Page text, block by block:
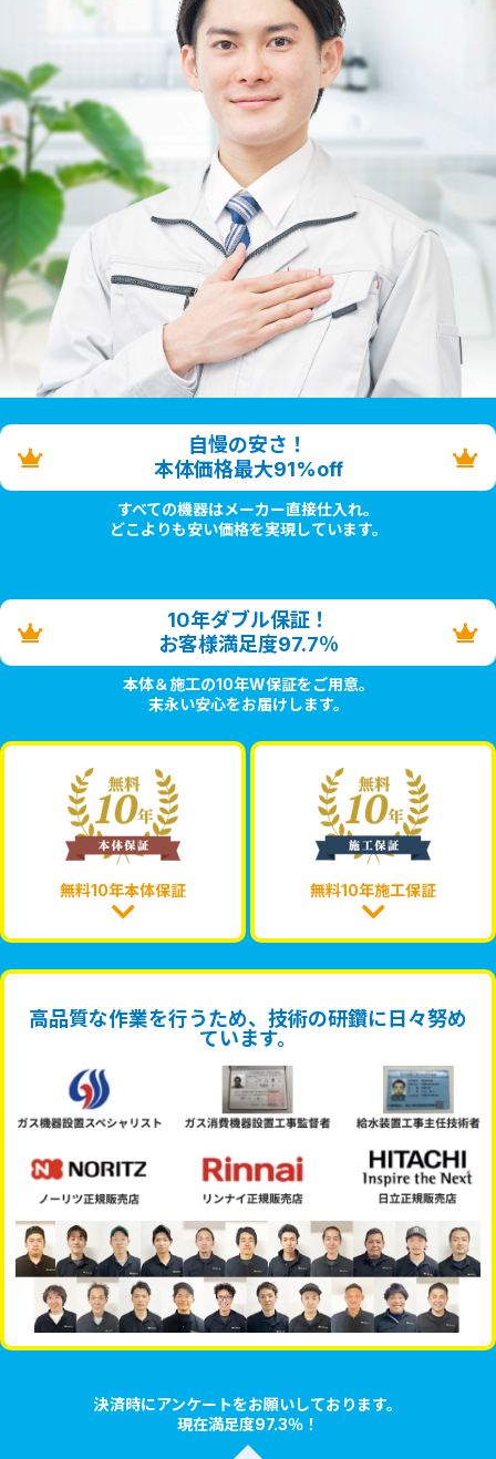
自慢の安さ！
本体価格最大91%off
すべての機器はメーカー直接仕入れ。
どこよりも安い価格を実現しています。
10年ダブル保証！
お客様満足度97.7％
本体＆施工の10年W保証をご用意。
末永い安心をお届けします。
無料10年本体保証 無料10年施工保証
高品質な作業を行うため、技術の研鑽に日々努め
ています。
決済時にアンケートをお願いしております。
現在満足度97.3％！